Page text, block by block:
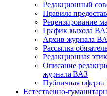
Редакционный
Правила
Рецензирование
График выхода
Архив журнала
Рассылка
Редакционная
Описание
журнала ВАЗ
Публичная
Естественно-